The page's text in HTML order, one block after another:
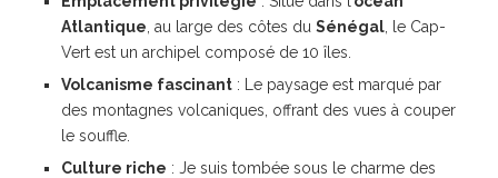
Atlantique , au large des côtes du Sénégal , le Cap-
Vert est un archipel composé de 10 îles.
Volcanisme fascinant : Le paysage est marqué par
des montagnes volcaniques, offrant des vues à couper
le souffle.
Culture riche : Je suis tombée sous le charme des